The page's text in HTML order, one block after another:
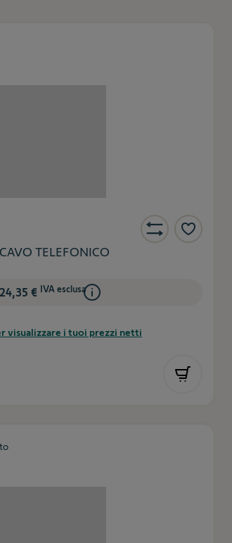
TELEFONICO
24,35 € IVA esclusa
visualizzare i tuoi prezzi netti